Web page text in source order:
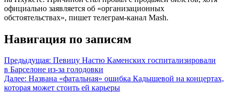
официально заявляется об «организационных
обстоятельствах», пишет телеграм-канал Mash.
Навигация по записям
Предыдущая: Певицу Настю Каменских госпитализировали
в Барселоне из-за голодовки
Далее: Названа «фатальная» ошибка Кадышевой на концертах,
которая может стоить ей карьеры